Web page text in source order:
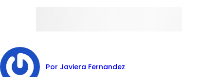
Por Javiera Fernandez